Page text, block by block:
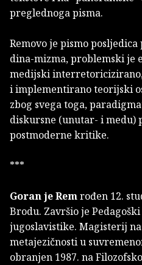
preglednoga pisma.
Removo je pismo
dina-mizma, problemski je
medijski
i implementirano teorijski
zbog svega toga,
diskursne (unutar- i medu)
postmoderne kritike.
***
Goran je Remrođen 12.
Brodu. Završio je
jugoslavistike. Magisterij
metajezičnosti u
obranjen 1987. na